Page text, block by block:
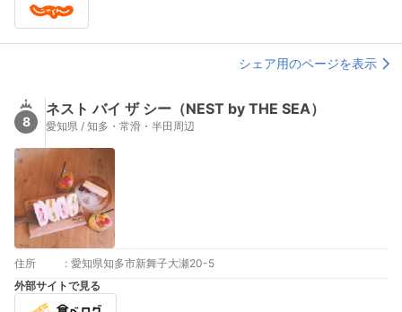
シェア用のページを表示
8
ネスト バイ ザ シー（NEST by THE SEA）
愛知県 / 知多・常滑・半田周辺
住所 : 愛知県知多市新舞子大瀬20-5
外部サイトで見る